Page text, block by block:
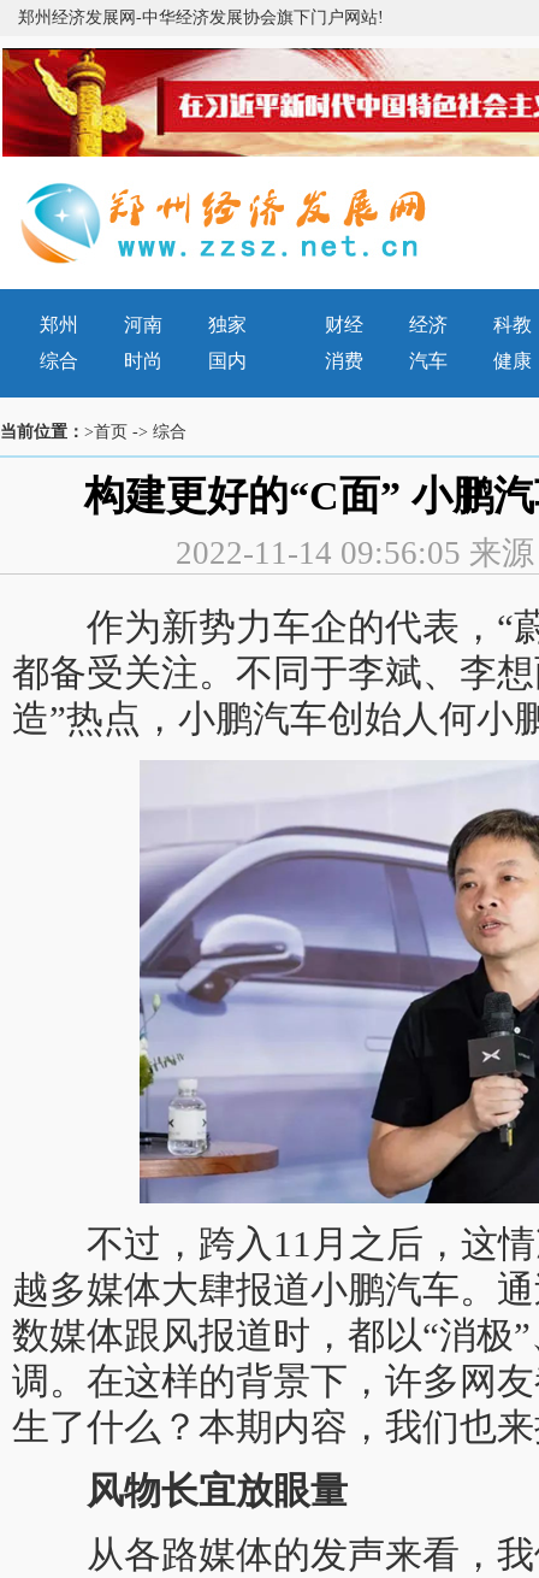
郑州经济发展网-中华经济发展协会旗下门户网站!
郑州 河南
独家
综合
时尚 国内
财经 经济
科教
消费
汽车 健康
当前位置： >首页 -> 综合
构建更好的“C面” 小鹏
2022-11-14 09:56:05 来
作为新势力车企的代表，“
都备受关注。不同于李斌、李
造”热点，小鹏汽车创始人何小
不过，跨入11月之后，这情
越多媒体大肆报道小鹏汽车。
数媒体跟风报道时，都以“消极
调。在这样的背景下，许多网
生了什么？本期内容，我们也
风物长宜放眼量
从各路媒体的发声来看，我